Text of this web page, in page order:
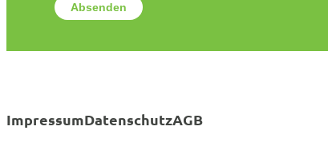
*
e
z
ImpressumDatenschutzAGB